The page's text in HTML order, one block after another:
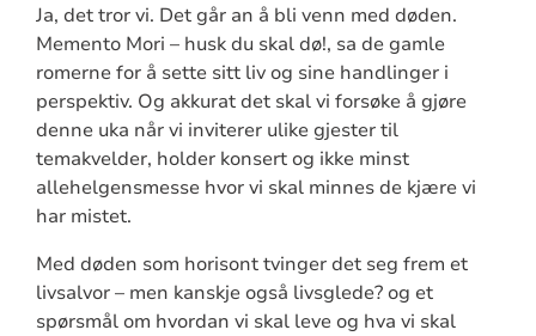
Ja, det tror vi. Det går an å bli venn med døden.
Memento Mori – husk du skal dø!, sa de gamle
romerne for å sette sitt liv og sine handlinger i
perspektiv. Og akkurat det skal vi forsøke å gjøre
denne uka når vi inviterer ulike gjester til
temakvelder, holder konsert og ikke minst
allehelgensmesse hvor vi skal minnes de kjære vi
har mistet.
Med døden som horisont tvinger det seg frem et
livsalvor – men kanskje også livsglede? og et
spørsmål om hvordan vi skal leve og hva vi skal